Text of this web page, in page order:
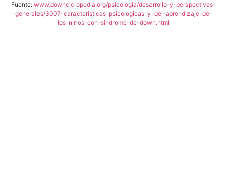
Fuente: www.downciclopedia.org/psicologia/desarrollo-y-perspectivas-
generales/3007-caracteristicas-psicologicas-y-del-aprendizaje-de-
los-ninos-con-sindrome-de-down.html